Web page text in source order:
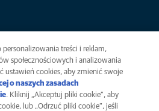
aktualnie otwarte placówki weterynaryjne.
treści i reklam,
społecznościowych i analizowania
ustawień cookies, aby zmienić swoje
o naszych zasadach
(opens in a new tab)
. Kliknij „Akceptuj pliki cookie”, aby
lub „Odrzuć pliki cookie”, jeśli